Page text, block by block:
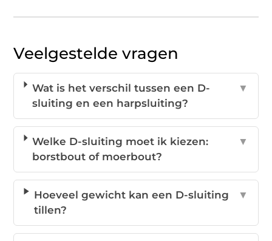
Veelgestelde vragen
Wat is het verschil tussen een D-
sluiting en een harpsluiting?
▼
Welke D-sluiting moet ik kiezen:
borstbout of moerbout?
▼
Hoeveel gewicht kan een D-sluiting
tillen?
▼